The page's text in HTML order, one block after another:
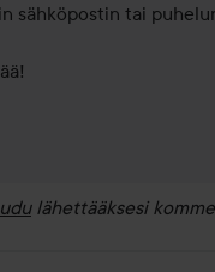
sähköpostin tai
lähettääksesi